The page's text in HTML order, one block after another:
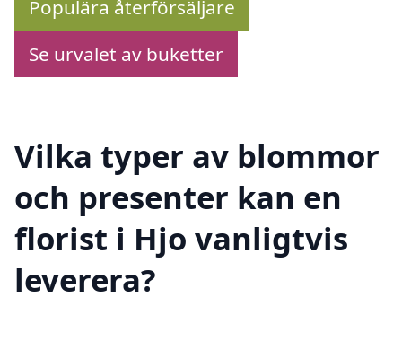
Populära återförsäljare
Se urvalet av buketter
Vilka typer av blommor
och presenter kan en
florist i Hjo vanligtvis
leverera?